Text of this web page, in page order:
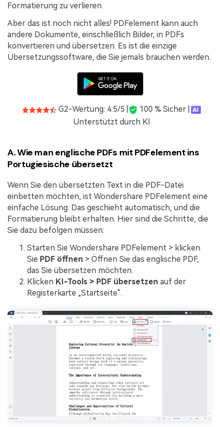
Formatierung zu verlieren.
Aber das ist noch nicht alles! PDFelement kann auch
andere Dokumente, einschließlich Bilder, in PDFs
konvertieren und übersetzen. Es ist die einzige
Übersetzungssoftware, die Sie jemals brauchen werden.
G2-Wertung: 4.5/5 |
100 % Sicher |
Unterstützt durch KI
A. Wie man englische PDFs mit PDFelement ins
Portugiesische übersetzt
Wenn Sie den übersetzten Text in die PDF-Datei
einbetten möchten, ist Wondershare PDFelement eine
einfache Lösung. Das geschieht automatisch, und die
Formatierung bleibt erhalten. Hier sind die Schritte, die
Sie dazu befolgen müssen:
Starten Sie Wondershare PDFelement > klicken
Sie PDF öffnen > Öffnen Sie das englische PDF,
das Sie übersetzen möchten.
Klicken KI-Tools > PDF übersetzen auf der
Registerkarte „Startseite“.